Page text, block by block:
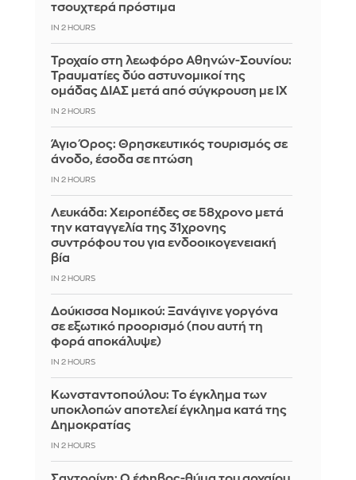
τσουχτερά πρόστιμα
IN 2 HOURS
Τροχαίο στη λεωφόρο Αθηνών-Σουνίου:
Τραυματίες δύο αστυνομικοί της
ομάδας ΔΙΑΣ μετά από σύγκρουση με ΙΧ
IN 2 HOURS
Άγιο Όρος: Θρησκευτικός τουρισμός σε
άνοδο, έσοδα σε πτώση
IN 2 HOURS
Λευκάδα: Χειροπέδες σε 58χρονο μετά
την καταγγελία της 31χρονης
συντρόφου του για ενδοοικογενειακή
βία
IN 2 HOURS
Δούκισσα Νομικού: Ξανάγινε γοργόνα
σε εξωτικό προορισμό (που αυτή τη
φορά αποκάλυψε)
IN 2 HOURS
Κωνσταντοπούλου: Το έγκλημα των
υποκλοπών αποτελεί έγκλημα κατά της
Δημοκρατίας
IN 2 HOURS